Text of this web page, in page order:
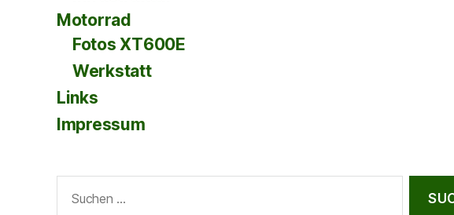
Motorrad
Fotos XT600E
Werkstatt
Links
Impressum
nach: